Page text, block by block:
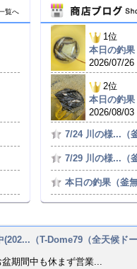
覧へ
1位
本日の釣
2026/07/26
2位
本日の釣
2026/08/03
7/24 川の様...（
7/29 川の様...（
本日の釣果（釜
（T-Dome79（全天候ドー
期間中も休まず営業...